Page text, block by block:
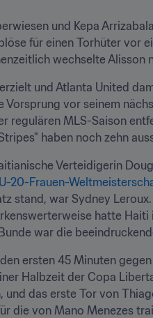
und Kepa
für einen Torhüter vor
wechselte Alisson
und Atlanta United
vor seinem
regulären MLS-Saison
haben noch zehn
Verteidigerin
20-Frauen-
stand, war Sydney
hatte
war die
ersten 45 Minuten
Halbzeit der Copa
das erste Tor von
die von Mano Menezes